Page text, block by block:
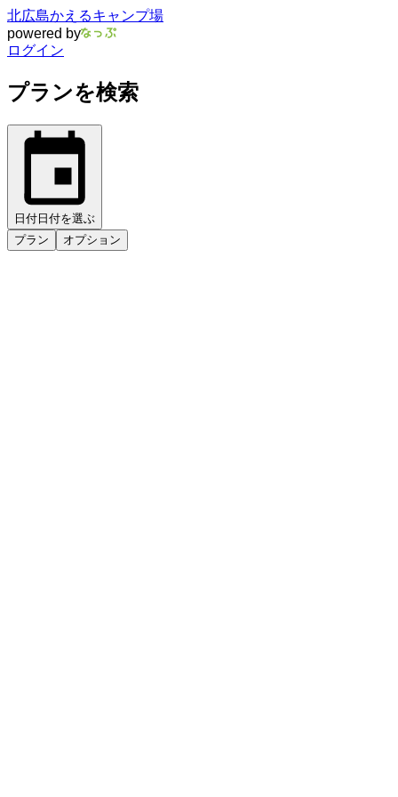
北広島かえるキャンプ場
powered by
ログイン
プランを検索
日付 日付を選ぶ
プラン
オプション